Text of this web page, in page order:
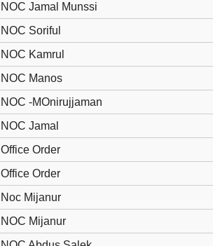
NOC Jamal Munssi
NOC Soriful
NOC Kamrul
NOC Manos
NOC -MOnirujjaman
NOC Jamal
Office Order
Office Order
Noc Mijanur
NOC Mijanur